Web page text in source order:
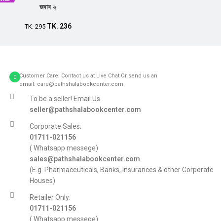
জবাব ২
TK.295 TK. 236
Customer Care: Contact us at Live Chat Or send us an
email: care@pathshalabookcenter.com
To be a seller! Email Us
seller@pathshalabookcenter.com
Corporate Sales:
01711-021156
( Whatsapp messege)
sales@pathshalabookcenter.com
(E.g. Pharmaceuticals, Banks, Insurances & other Corporate
Houses)
Retailer Only:
01711-021156
( Whatsapp messege)